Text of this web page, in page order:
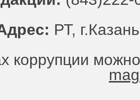
РТ,
коррупции